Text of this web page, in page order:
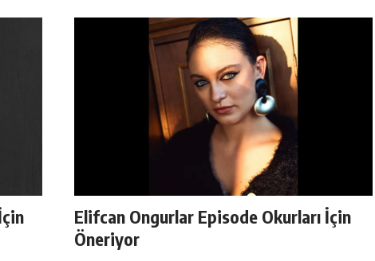
Elifcan Ongurlar Episode Okurları İçin
Öneriyor